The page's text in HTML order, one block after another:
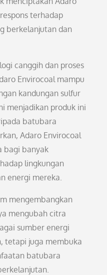
terhadap
berkelanjutan dan
canggih dan proses
Envirocoal mampu
kandungan sulfur
menjadikan produk ini
batubara
Adaro Envirocoal
bagi banyak
lingkungan
energi mereka.
mengembangkan
mengubah citra
sumber energi
tetapi juga membuka
batubara